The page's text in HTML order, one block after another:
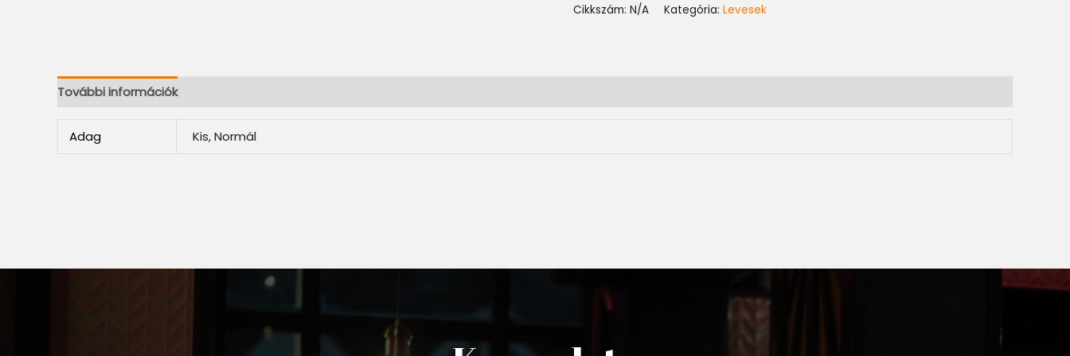
Cikkszám: N/A Kategória: Levesek
További információk
Adag Kis, Normál